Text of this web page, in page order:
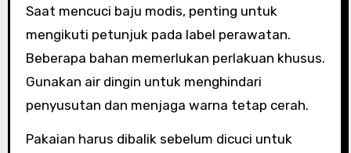
Saat mencuci baju modis, penting untuk
mengikuti petunjuk pada label perawatan.
Beberapa bahan memerlukan perlakuan khusus.
Gunakan air dingin untuk menghindari
penyusutan dan menjaga warna tetap cerah.
Pakaian harus dibalik sebelum dicuci untuk